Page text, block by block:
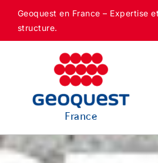
content
Geoquest en France – Expertise
structure.
France